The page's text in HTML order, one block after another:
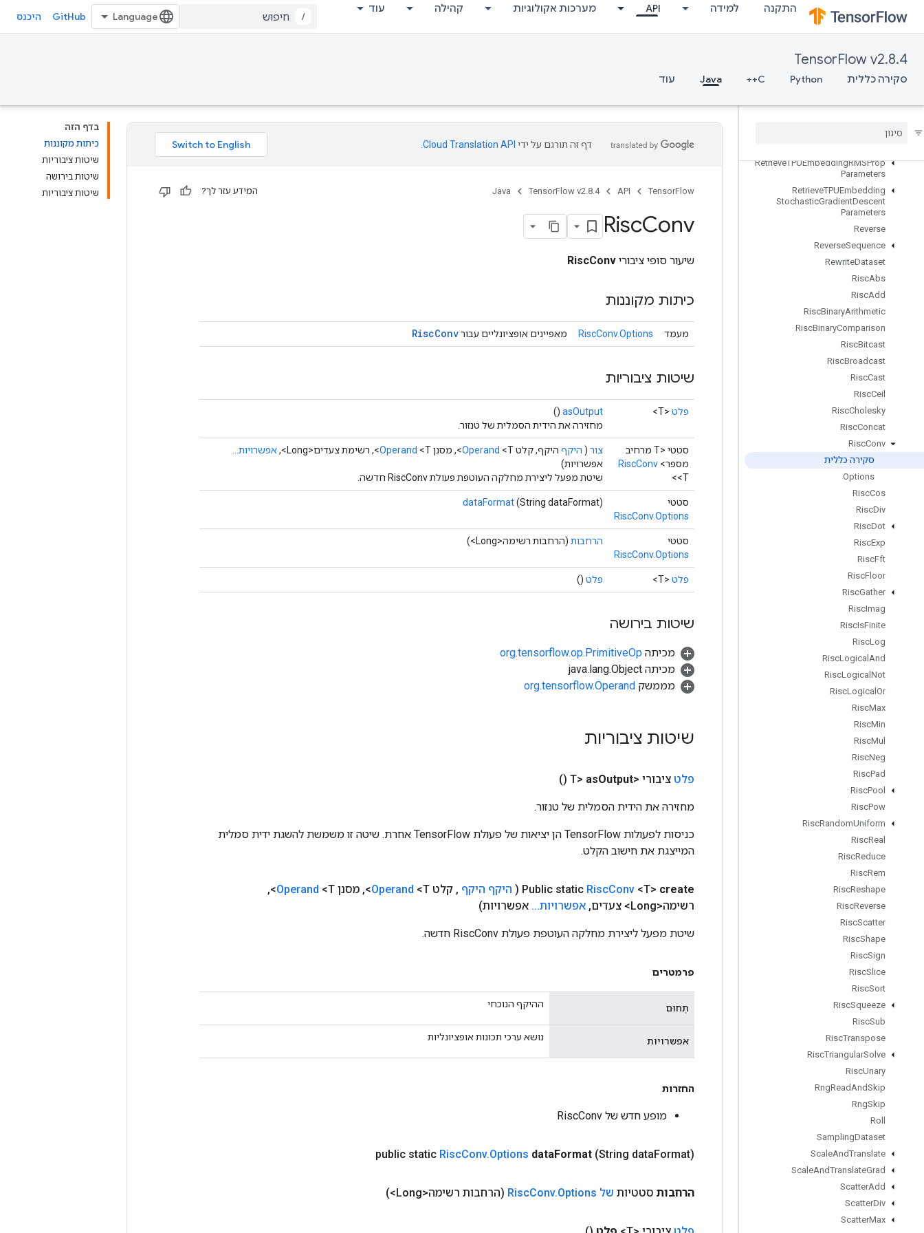
התקנה למידה API מערכות אקולוגיות קהילה עוד
/
GitHub היכנס
TensorFlow v2.8.4
סקירה כללית Python
C++
Java עוד
RetrieveTPUEmbeddingAdagradParameters
RetrieveTPUEmbeddingCenteredRMSPropParameters
RetrieveTPUEmbeddingFrequencyEstimatorParameters
RetrieveTPUEmbeddingMDLAdagradLightParameters
RetrieveTPUEmbeddingProximal
RetrieveTPUEmbeddingRMSProp
Parameters
RetrieveTPUEmbedding
StochasticGradientDescent
Parameters
Reverse
ReverseSequence
RewriteDataset
RiscAbs
RiscAdd
RiscBinaryArithmetic
RiscBinaryComparison
RiscBitcast
RiscBroadcast
RiscCast
RiscCeil
RiscCholesky
RiscConcat
RiscConv
סקירה כללית
Options
RiscCos
RiscDiv
RiscDot
RiscExp
RiscFft
RiscFloor
RiscGather
RiscImag
RiscIsFinite
RiscLog
RiscLogical And
RiscLogical Not
RiscLogical Or
RiscMax
RiscMin
RiscMul
RiscNeg
RiscPad
RiscPool
RiscPow
RiscRandomUniform
RiscReal
RiscReduce
RiscRem
RiscReshape
RiscReverse
RiscScatter
RiscShape
RiscSign
RiscSlice
RiscSort
RiscSqueeze
RiscSub
RiscTranspose
RiscTriangularSolve
RiscUnary
RngReadAndSkip
RngSkip
Roll
SamplingDataset
ScaleAndTranslate
ScaleAndTranslateGrad
ScatterAdd
ScatterDiv
ScatterMax
בדף הזה
כיתות מקוננות
שיטות ציבוריות
שיטות בירושה
שיטות ציבוריות
דף זה תורגם על ידי Cloud Translation API
TensorFlow
API
TensorFlow v2.8.4
Java המידע עזר לך?
RiscConv
שיעור סופי ציבורי RiscConv
כיתות מקוננות
מעמד RiscConv.Options מאפיינים אופציונליים עבור RiscConv
שיטות ציבוריות
פלט <T>
asOutput
()
מחזירה את הידית הסמלית של טנזור.
סטטי <T מרחיב
מספר> RiscConv
<T>
צור ( היקף היקף, קלט Operand <T>, מסנן Operand <T>, רשימת צעדים<Long>,
אפשרויות...
אפשרויות)
שיטת מפעל ליצירת מחלקה העוטפת פעולת RiscConv חדשה.
סטטי
RiscConv.Options
dataFormat(String dataFormat)
סטטי
RiscConv.Options
הרחבות (הרחבות רשימה<Long>)
פלט <T> פלט ()
שיטות בירושה
מכיתה org.tensorflow.op.PrimitiveOp
מכיתה java.lang.Object
מממשק org.tensorflow.Operand
שיטות ציבוריות
פלט ציבורי <T> asOutput
()
מחזירה את הידית הסמלית של טנזור.
כניסות לפעולות TensorFlow הן יציאות של פעולת TensorFlow אחרת. שיטה זו משמשת להשגת ידית סמלית
המייצגת את חישוב הקלט.
Public static RiscConv <T> create
( היקף היקף , קלט Operand <T>
, מסנן Operand <T>
,
רשימה<Long> צעדים
, אפשרויות.
.
. אפשרויות)
שיטת מפעל ליצירת מחלקה העוטפת פעולת RiscConv חדשה.
פרמטרים
תְחוּם ההיקף הנוכחי
אפשרויות נושא ערכי תכונות אופציונליות
החזרות
מופע חדש של RiscConv
public static RiscConv.Options dataFormat (String dataFormat)
הרחבות סטטיות של Risc Conv.Options (הרחבות רשימה<Long>)